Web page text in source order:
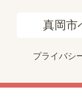
真岡市
プライバシ